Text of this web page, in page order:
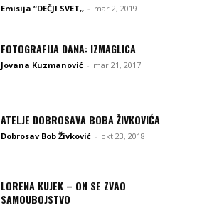
Emisija “DEČJI SVET,, - mar 2, 2019
FOTOGRAFIJA DANA: IZMAGLICA
Jovana Kuzmanović - mar 21, 2017
ATELJE DOBROSAVA BOBA ŽIVKOVIĆA
Dobrosav Bob Živković - okt 23, 2018
LORENA KUJEK – ON SE ZVAO
SAMOUBOJSTVO